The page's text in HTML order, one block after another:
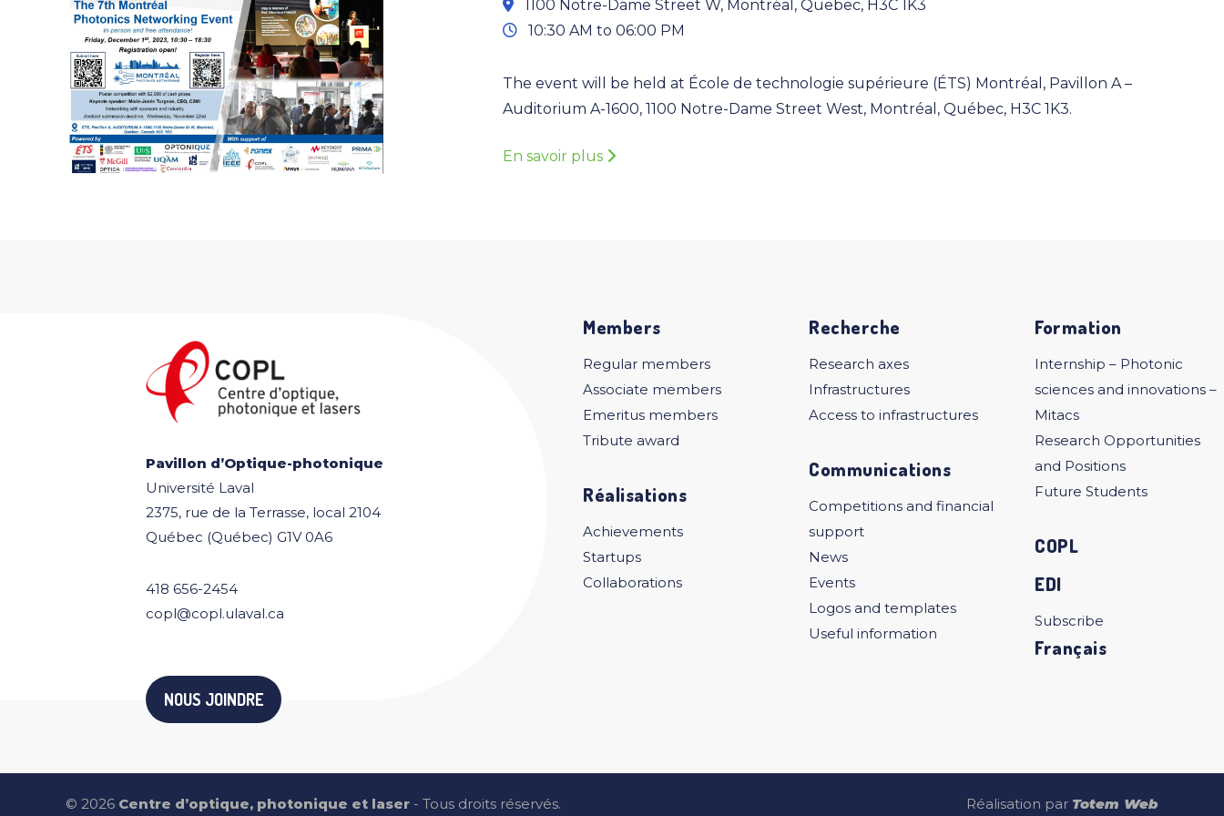
1100 Notre-Dame Street W, Montréal, Quebec, H3C 1K3
10:30 AM to 06:00 PM
The event will be held at École de technologie supérieure (ÉTS) Montréal, Pavillon A –
Auditorium A-1600, 1100 Notre-Dame Street West, Montréal, Québec, H3C 1K3.
En savoir plus
Pavillon d’Optique-photonique
Université Laval
2375, rue de la Terrasse, local 2104
Québec (Québec) G1V 0A6
418 656-2454
copl@copl.ulaval.ca
NOUS JOINDRE
Members
Regular members
Associate members
Emeritus members
Tribute award
Réalisations
Achievements
Startups
Collaborations
Recherche
Research axes
Infrastructures
Access to infrastructures
Communications
Competitions and financial
support
News
Events
Logos and templates
Useful information
Formation
Internship – Photonic
sciences and innovations –
Mitacs
Research Opportunities
and Positions
Future Students
COPL
EDI
Subscribe
Français
Réalisation par Totem Web
© 2026 Centre d’optique, photonique et laser - Tous droits réservés.